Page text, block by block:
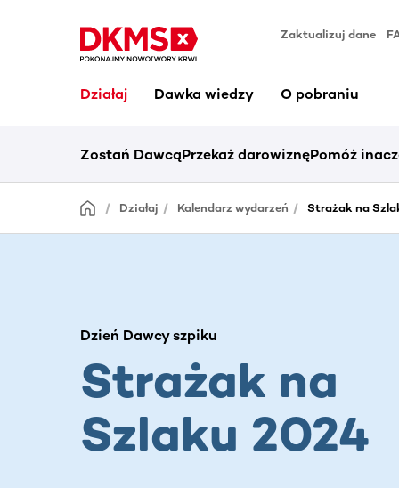
Zaktualizuj dane
Działaj Dawka wiedzy O pobraniu
Zostań DawcąPrzekaż darowiznęPomóż
Działaj Kalendarz wydarzeń Strażak na
Dzień Dawcy szpiku
Strażak na
Szlaku 2024